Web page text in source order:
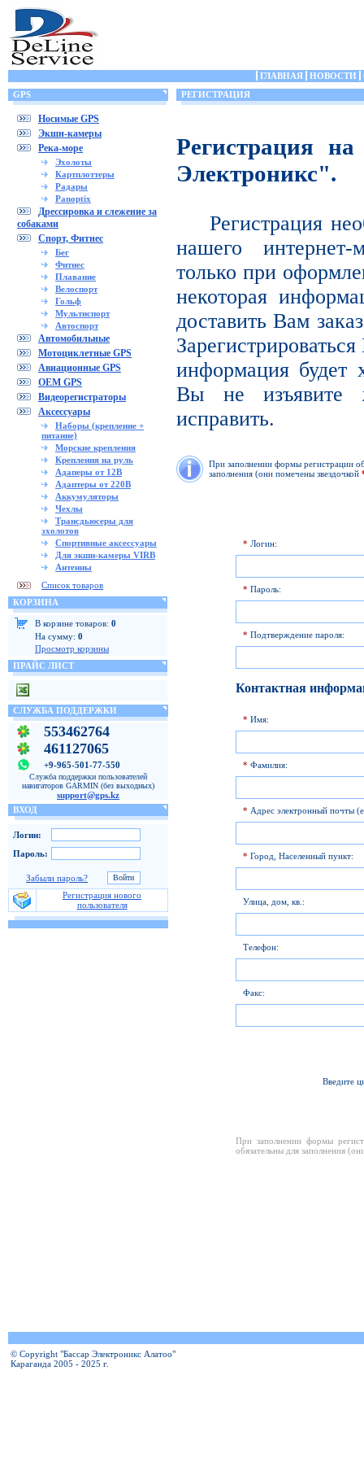
ГЛАВНАЯ НОВОСТИ
GPS
Носимые GPS
Экшн-камеры
Река-море
Эхолоты
Картплоттеры
Радары
Panoptix
Дрессировка и слежение за
собаками
Спорт, Фитнес
Бег
Фитнес
Плавание
Велоспорт
Гольф
Мультиспорт
Автоспорт
Автомобильные
Мотоциклетные GPS
Авиационные GPS
OEM GPS
Видеорегистраторы
Аксессуары
Наборы (крепление +
питание)
Морские крепления
Крепления на руль
Адаперы от 12В
Адаптеры от 220В
Аккумуляторы
Чехлы
Трансдьюсеры для
эхолотов
Спортивные аксессуары
Для экшн-камеры VIRB
Антенны
Список товаров
КОРЗИНА
В корзине товаров: 0
На сумму: 0
Просмотр корзины
ПРАЙС ЛИСТ
СЛУЖБА ПОДДЕРЖКИ
553462764
461127065
+9-965-501-77-550
Служба поддержки пользователей
навигаторов GARMIN (без выходных)
support@gps.kz
ВХОД
Логин:
Пароль:
Забыли пароль?
Регистрация нового
пользователя
РЕГИСТРАЦИЯ
Регистрация
Электроникс".
Регистрация
нашего интернет-
только при
некоторая
доставить Вам
информация будет
Вы не изъявите
исправить.
При заполнении формы регистрации
заполнения (они помечены звездочкой
* Логин:
* Пароль:
* Подтверждение пароля:
Контактная
* Имя:
* Фамилия:
* Адрес электронный почты
* Город, Населенный пункт:
Улица, дом, кв.:
Телефон:
Факс:
Введите
При заполнении формы
обязательны для заполнения
© Copyright "Бассар Электроникс Алатоо"
Караганда 2005 - 2025 г.